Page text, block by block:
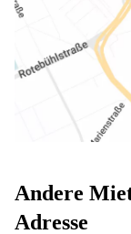
Andere
Adresse